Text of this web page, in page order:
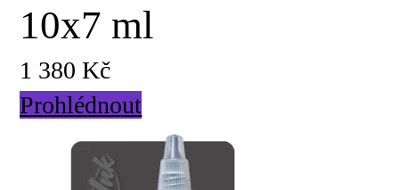
10x7 ml
1 380 Kč
Prohlédnout